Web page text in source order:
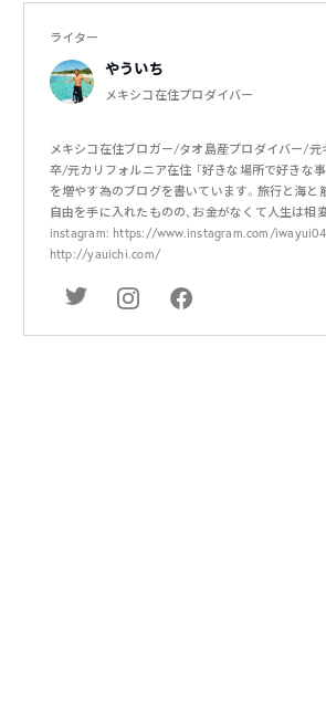
ライター
やういち
メキシコ在住プロダイバー
メキシコ在住ブロガー/タオ島産プロダイバー/
卒/元カリフォルニア在住 「好きな場所で好きな
を増やす為のブログを書いています。旅行と海と
自由を手に入れたものの、お金がなくて人生は相
instagram: https://www.instagram.com/
http://yauichi.com/